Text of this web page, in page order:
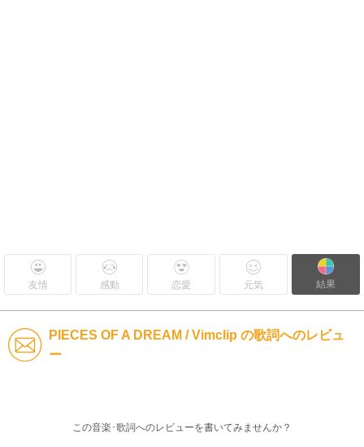
友情 感動 恋愛 元気 結果
PIECES OF A DREAM / Vimclip の歌詞へのレビュ
ー
この音楽･歌詞へのレビューを書いてみませんか？